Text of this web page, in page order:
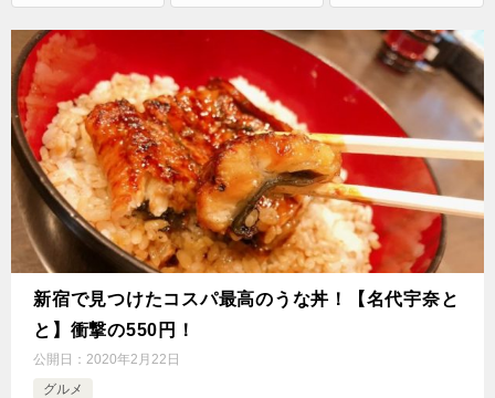
新宿で見つけたコスパ最高のうな丼！【名代宇奈と
と】衝撃の550円！
公開日： 2020年2月22日
グルメ